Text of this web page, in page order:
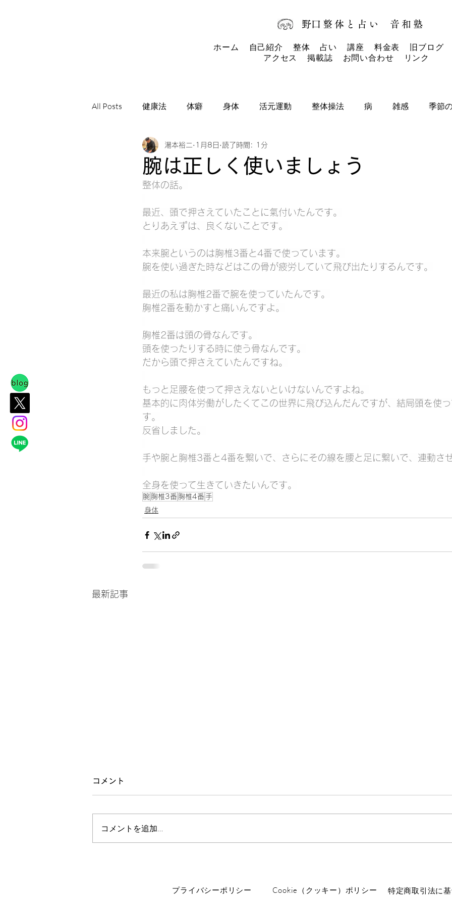
​野口整体と占い 音和塾​
ホーム 自己紹介 整体 占い 講座 料金表 旧ブログ
アクセス
掲載誌 お問い合わせ リンク
All Posts 健康法 体癖 身体 活元運動 整体操法 病 雑感 季節
サビアンシンボル 音楽 タロットカード
腕は正しく使いましょう
湯本裕二 1月8日 読了時間: 1分
整体の話。
最近、頭で押さえていたことに氣付いたんです。
とりあえずは、良くないことです。
本来腕というのは胸椎3番と4番で使っています。
腕を使い過ぎた時などはこの骨が疲労していて飛び出たりするんです。
最近の私は胸椎2番で腕を使っていたんです。
胸椎2番を動かすと痛いんですよ。
胸椎2番は頭の骨なんです。
頭を使ったりする時に使う骨なんです。
だから頭で押さえていたんですね。
もっと足腰を使って押さえないといけないんですよね。
基本的に肉体労働がしたくてこの世界に飛び込んだんですが、結局頭を使
す。
反省しました。
手や腕と胸椎3番と4番を繋いで、さらにその線を腰と足に繋いで、連動さ
全身を使って生きていきたいんです。
腕 胸椎3番 胸椎4番 手
身体
最新記事
整体教室「耳」
私の耳の調子が悪いからこのテー
マを選定。 原因は飲酒。 耳、腎
ですね、相手の態度も変わるので
くらい？」と夜の散歩中に聞か
うと、それでも行くとのこと。
数息
で、
コメント
コメントを追加…
プライバシーポリシー Cookie（クッキー）ポリシー 特定商取引法に基